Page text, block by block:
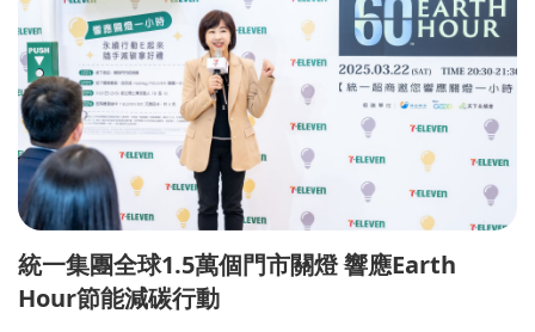
統一集團全球1.5萬個門市關燈 響應Earth
Hour節能減碳行動